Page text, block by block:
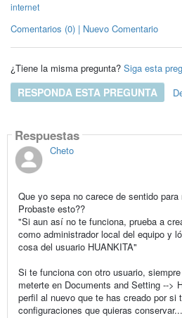
internet
Comentarios (0) | Nuevo Comentario
¿Tiene la misma pregunta? Siga esta
RESPONDA ESTA PREGUNTA
Respuestas
Cheto
Que yo sepa no carece de sentido para
Probaste esto??
"Si aun así no te funciona, prueba a
como administrador local del equipo y
cosa del usuario HUANKITA"
Si te funciona con otro usuario,
meterte en Documents and Setting -->
perfil al nuevo que te has creado por si
configuraciones que quieras conservar...